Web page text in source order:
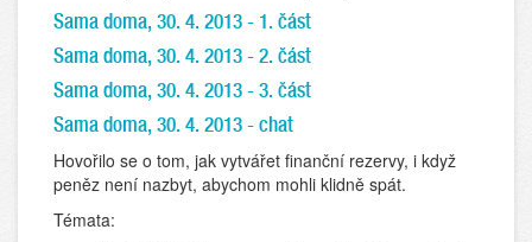
Sama doma, 30. 4. 2013 - 1. část
Sama doma, 30. 4. 2013 - 2. část
Sama doma, 30. 4. 2013 - 3. část
Sama doma, 30. 4. 2013 - chat
Hovořilo se o tom, jak vytvářet finanční rezervy, i když
peněz není nazbyt, abychom mohli klidně spát.
Témata: